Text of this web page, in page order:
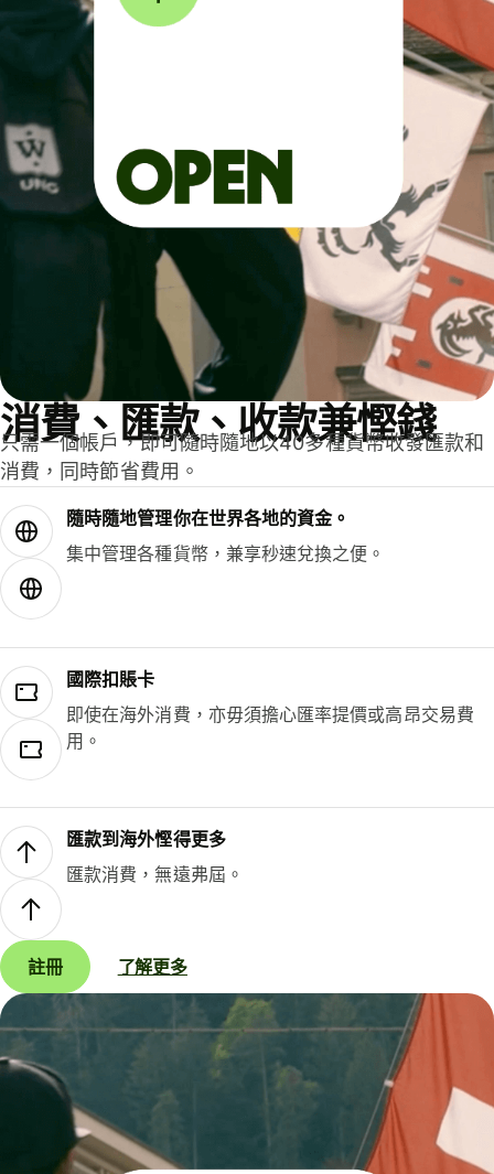
消費、匯款、收款兼慳錢
只需一個帳戶，即可隨時隨地以40多種貨幣收發匯款和
消費，同時節省費用。
隨時隨地管理你在世界各地的資金。
集中管理各種貨幣，兼享秒速兌換之便。
國際扣賬卡
即使在海外消費，亦毋須擔心匯率提價或高昂交易費
用。
匯款到海外慳得更多
匯款消費，無遠弗屆。
註冊 了解更多